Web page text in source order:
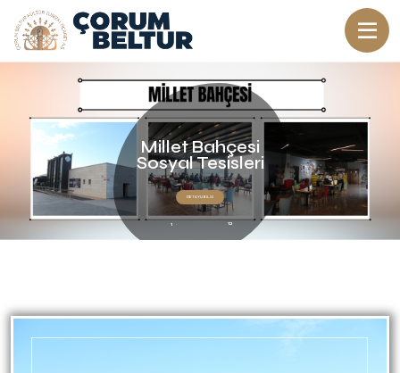
12
1
Millet Bahçesi
Sosyal Tesisleri
DETAYLI BİLGİ